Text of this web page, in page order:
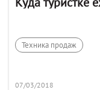
Техника продаж
07/03/2018